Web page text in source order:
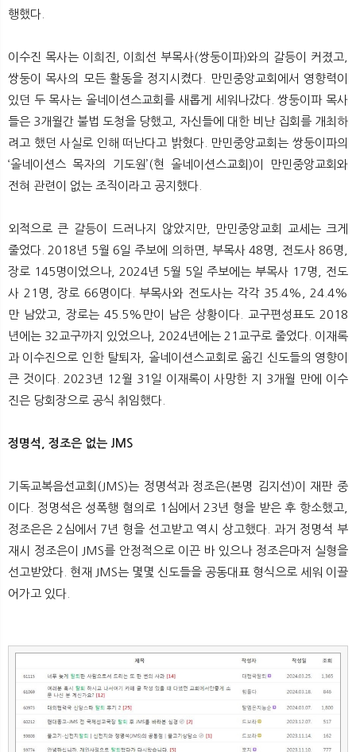
행했다.
이수진 목사는 이희진, 이희선 부목사(쌍둥이파)와의 갈등이 커졌고,
쌍둥이 목사의 모든 활동을 정지시켰다. 만민중앙교회에서 영향력이
있던 두 목사는 올네이션스교회를 새롭게 세워나갔다. 쌍둥이파 목사
들은 3개월간 불법 도청을 당했고, 자신들에 대한 비난 집회를 개최하
려고 했던 사실로 인해 떠난다고 밝혔다. 만민중앙교회는 쌍둥이파의
‘올네이션스 목자의 기도원’(현 올네이션스교회)이 만민중앙교회와
전혀 관련이 없는 조직이라고 공지했다.
외적으로 큰 갈등이 드러나지 않았지만, 만민중앙교회 교세는 크게
줄었다. 2018년 5월 6일 주보에 의하면, 부목사 48명, 전도사 86명,
장로 145명이었으나, 2024년 5월 5일 주보에는 부목사 17명, 전도
사 21명, 장로 66명이다. 부목사와 전도사는 각각 35.4%, 24.4%
만 남았고, 장로는 45.5%만이 남은 상황이다. 교구편성표도 2018
년에는 32교구까지 있었으나, 2024년에는 21교구로 줄었다. 이재록
과 이수진으로 인한 탈퇴자, 올네이션스교회로 옮긴 신도들의 영향이
큰 것이다. 2023년 12월 31일 이재록이 사망한 지 3개월 만에 이수
진은 당회장으로 공식 취임했다.
정명석, 정조은 없는 JMS
기독교복음선교회(JMS)는 정명석과 정조은(본명 김지선)이 재판 중
이다. 정명석은 성폭행 혐의로 1심에서 23년 형을 받은 후 항소했고,
정조은은 2심에서 7년 형을 선고받고 역시 상고했다. 과거 정명석 부
재시 정조은이 JMS를 안정적으로 이끈 바 있으나 정조은마저 실형을
선고받았다. 현재 JMS는 몇몇 신도들을 공동대표 형식으로 세워 이끌
어가고 있다.